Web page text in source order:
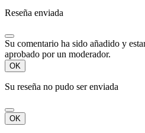
Reseña enviada
Su comentario ha sido añadido y
aprobado por un moderador.
OK
Su reseña no pudo ser enviada
OK